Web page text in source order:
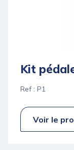
Kit
Ref : P1
Voir le